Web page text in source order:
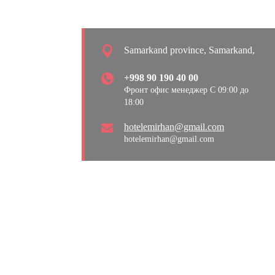
Samarkand province, Samarkand,
+998 90 190 40 00
Фронт офис менеджер С 09:00 до
18:00
hotelemirhan@gmail.com
hotelemirhan@gmail.com